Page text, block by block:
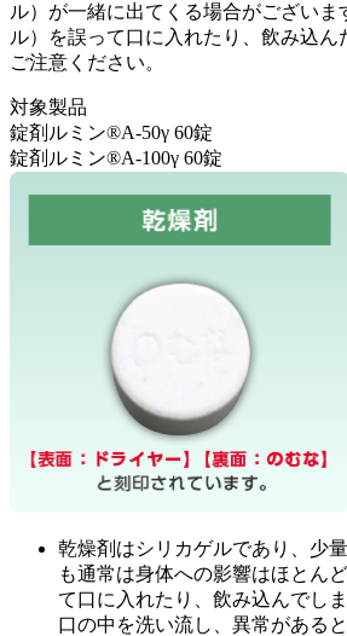
ル）が一緒に出てくる場合がござい
ル）を誤って口に入れたり、飲み込ん
ご注意ください。
対象製品
錠剤ルミン®A-50γ 60錠
錠剤ルミン®A-100γ 60錠
乾燥剤はシリカゲルであり、少
も通常は身体への影響はほとん
て口に入れたり、飲み込んでし
口の中を洗い流し、異常がある